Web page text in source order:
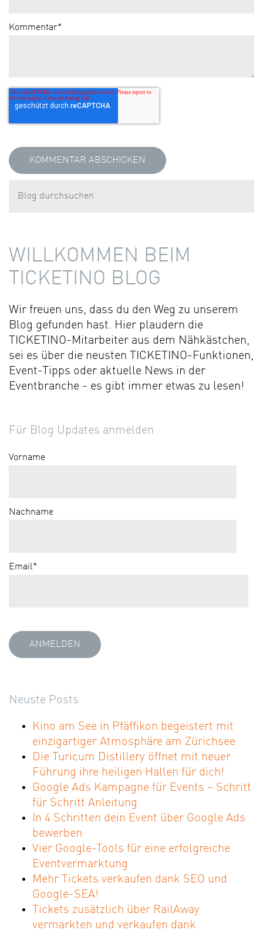
Kommentar*
WILLKOMMEN BEIM
TICKETINO BLOG
Wir freuen uns, dass du den Weg zu unserem
Blog gefunden hast. Hier plaudern die
TICKETINO-Mitarbeiter aus dem Nähkästchen,
sei es über die neusten TICKETINO-Funktionen,
Event-Tipps oder aktuelle News in der
Eventbranche - es gibt immer etwas zu lesen!
Für Blog Updates anmelden
Vorname
Nachname
Email*
Neuste Posts
Kino am See in Pfäffikon begeistert mit
einzigartiger Atmosphäre am Zürichsee
Die Turicum Distillery öffnet mit neuer
Führung ihre heiligen Hallen für dich!
Google Ads Kampagne für Events – Schritt
für Schritt Anleitung
In 4 Schritten dein Event über Google Ads
bewerben
Vier Google-Tools für eine erfolgreiche
Eventvermarktung
Mehr Tickets verkaufen dank SEO und
Google-SEA!
Tickets zusätzlich über RailAway
vermarkten und verkaufen dank